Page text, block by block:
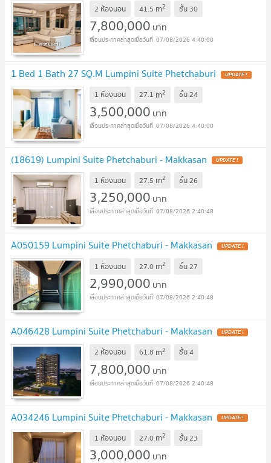
2 ห้องนอน 41.5 m2 ชั้น 30
7,800,000 บาท
07/08/2026 4:40:00
1 Bed 1 Bath 27 SQ.M Lumpini Suite Phetchaburi
1 ห้องนอน 27.1 m2 ชั้น24
3,500,000 บาท
07/08/2026 4:40:00
(18619) Lumpini Suite Phetchaburi - Makkasan
1 ห้องนอน 27.5 m2 ชั้น26
3,250,000 บาท
07/08/2026 2:40:48
A050159 Lumpini Suite Phetchaburi - Makkasan
1 ห้องนอน 27.0 m2 ชั้น27
2,990,000 บาท
07/08/2026 2:40:48
A046428 Lumpini Suite Phetchaburi - Makkasan
2 ห้องนอน 61.8 m2 ชั้น4
7,800,000 บาท
07/08/2026 2:40:48
A034246 Lumpini Suite Phetchaburi - Makkasan
1 ห้องนอน 27.0 m2 ชั้น23
3,000,000 บาท